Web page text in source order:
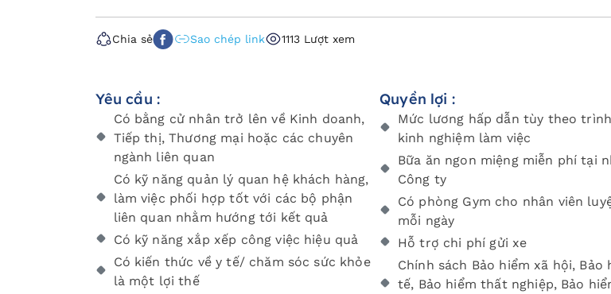
Chia sẻ Sao chép link 1113 Lượt xem
Yêu cầu :
Có bằng cử nhân trở lên về Kinh doanh,
Tiếp thị, Thương mại hoặc các chuyên
ngành liên quan
Có kỹ năng quản lý quan hệ khách hàng,
làm việc phối hợp tốt với các bộ phận
liên quan nhằm hướng tới kết quả
Có kỹ năng xắp xếp công việc hiệu quả
Có kiến thức về y tế/ chăm sóc sức khỏe
là một lợi thế
Quyền lợi :
Mức lương hấp dẫn tùy theo
kinh nghiệm làm việc
Bữa ăn ngon miệng miễn phí tại
Công ty
Có phòng Gym cho nhân viên
mỗi ngày
Hỗ trợ chi phí gửi xe
Chính sách Bảo hiểm xã hội, Bảo
tế, Bảo hiểm thất nghiệp, Bảo